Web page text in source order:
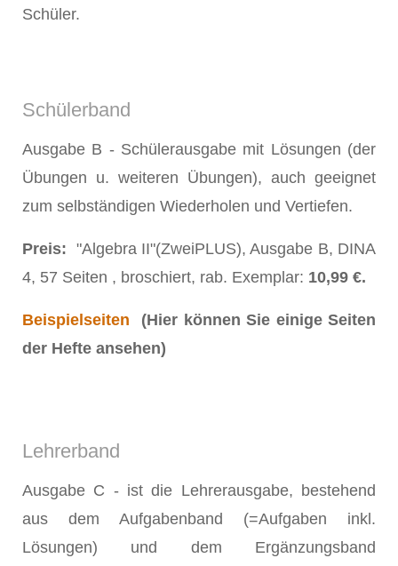
Schüler.
Schülerband
Ausgabe B - Schülerausgabe mit Lösungen (der
Übungen u. weiteren Übungen), auch geeignet
zum selbständigen Wiederholen und Vertiefen.
Preis: "Algebra II"(ZweiPLUS), Ausgabe B, DINA
4, 57 Seiten , broschiert, rab. Exemplar: 10,99 €.
Beispielseiten (Hier können Sie einige Seiten
der Hefte ansehen)
Lehrerband
Ausgabe C - ist die Lehrerausgabe, bestehend
aus dem Aufgabenband (=Aufgaben inkl.
Lösungen) und dem Ergänzungsband